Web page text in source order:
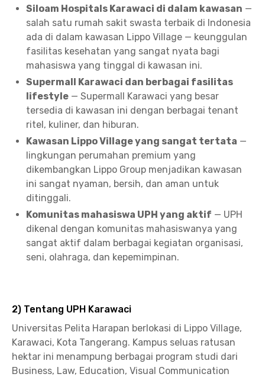
Siloam Hospitals Karawaci di dalam kawasan —
salah satu rumah sakit swasta terbaik di Indonesia
ada di dalam kawasan Lippo Village — keunggulan
fasilitas kesehatan yang sangat nyata bagi
mahasiswa yang tinggal di kawasan ini.
Supermall Karawaci dan berbagai fasilitas
lifestyle — Supermall Karawaci yang besar
tersedia di kawasan ini dengan berbagai tenant
ritel, kuliner, dan hiburan.
Kawasan Lippo Village yang sangat tertata —
lingkungan perumahan premium yang
dikembangkan Lippo Group menjadikan kawasan
ini sangat nyaman, bersih, dan aman untuk
ditinggali.
Komunitas mahasiswa UPH yang aktif — UPH
dikenal dengan komunitas mahasiswanya yang
sangat aktif dalam berbagai kegiatan organisasi,
seni, olahraga, dan kepemimpinan.
2) Tentang UPH Karawaci
Universitas Pelita Harapan berlokasi di Lippo Village,
Karawaci, Kota Tangerang. Kampus seluas ratusan
hektar ini menampung berbagai program studi dari
Business, Law, Education, Visual Communication